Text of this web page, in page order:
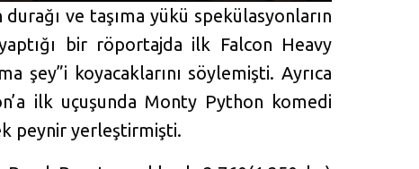
e
ve taşıma yükü spekülasyonların
bir röportajda ilk Falcon Heavy
şey”i koyacaklarını söylemişti. Ayrıca
ilk uçuşunda Monty Python komedi
peynir yerleştirmişti.